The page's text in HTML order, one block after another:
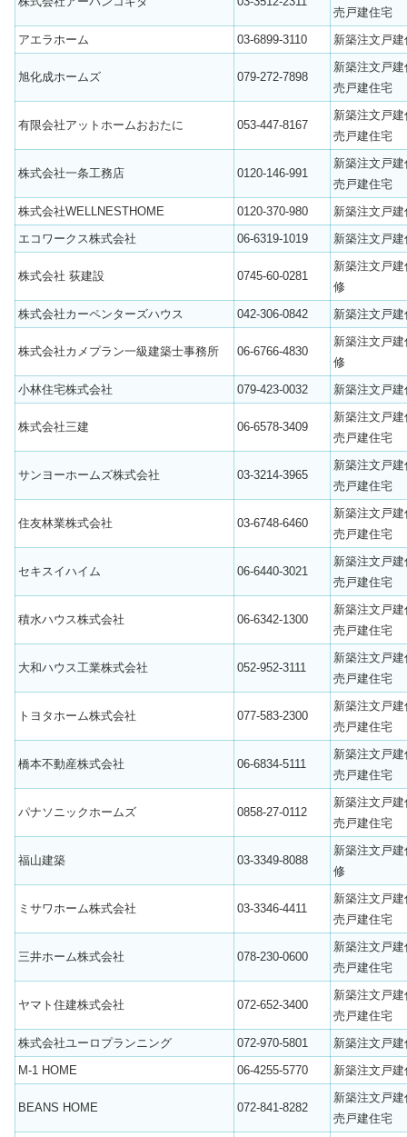
売戸建住宅
アエラホーム
03-6899-3110 新築注文戸建
旭化成ホームズ 079-272-7898
新築注文戸
売戸建住宅
有限会社アットホームおおたに 053-447-8167
新築注文戸
売戸建住宅
株式会社一条工務店 0120-146-991
新築注文戸
売戸建住宅
株式会社WELLNESTHOME
0120-370-980
新築注文戸建
エコワークス株式会社
06-6319-1019 新築注文戸建
株式会社 荻建設 0745-60-0281
新築注文戸
修
株式会社カーペンターズハウス
042-306-0842 新築注文戸建
株式会社カメプラン一級建築士事務所 06-6766-4830
新築注文戸
修
小林住宅株式会社
079-423-0032 新築注文戸建
株式会社三建 06-6578-3409
新築注文戸
売戸建住宅
サンヨーホームズ株式会社 03-3214-3965
新築注文戸
売戸建住宅
住友林業株式会社 03-6748-6460
新築注文戸
売戸建住宅
セキスイハイム 06-6440-3021
新築注文戸
売戸建住宅
積水ハウス株式会社 06-6342-1300
新築注文戸
売戸建住宅
大和ハウス工業株式会社 052-952-3111
新築注文戸
売戸建住宅
トヨタホーム株式会社 077-583-2300
新築注文戸
売戸建住宅
橋本不動産株式会社 06-6834-5111
新築注文戸
売戸建住宅
パナソニックホームズ 0858-27-0112
新築注文戸
売戸建住宅
福山建築 03-3349-8088
新築注文戸
修
ミサワホーム株式会社 03-3346-4411
新築注文戸
売戸建住宅
三井ホーム株式会社 078-230-0600
新築注文戸
売戸建住宅
ヤマト住建株式会社 072-652-3400
新築注文戸
売戸建住宅
株式会社ユーロプランニング
072-970-5801
新築注文戸建
M-1 HOME
06-4255-5770 新築注文戸建
BEANS HOME 072-841-8282
新築注文戸
売戸建住宅